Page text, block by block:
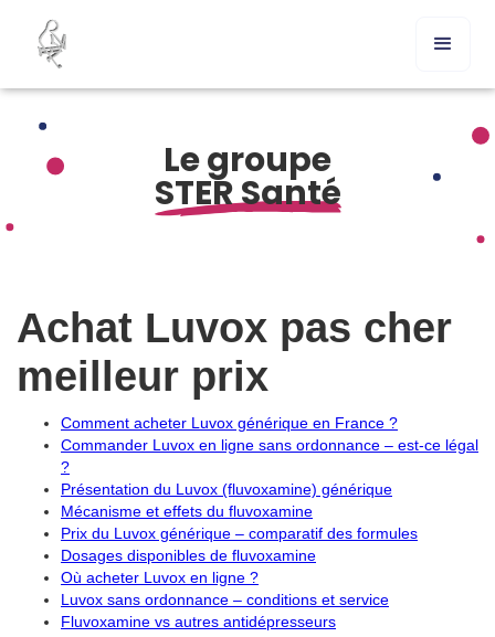
Le groupe
STER Santé
Achat Luvox pas cher
meilleur prix
Comment acheter Luvox générique en France ?
Commander Luvox en ligne sans ordonnance – est-ce légal
?
Présentation du Luvox (fluvoxamine) générique
Mécanisme et effets du fluvoxamine
Prix du Luvox générique – comparatif des formules
Dosages disponibles de fluvoxamine
Où acheter Luvox en ligne ?
Luvox sans ordonnance – conditions et service
Fluvoxamine vs autres antidépresseurs